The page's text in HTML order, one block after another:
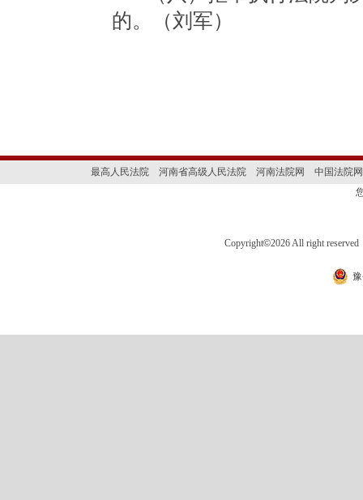
的。（刘军）
最高人民法院 河南省高级人民法院 河南法院网
中国法院网
Copyright©2026 All right